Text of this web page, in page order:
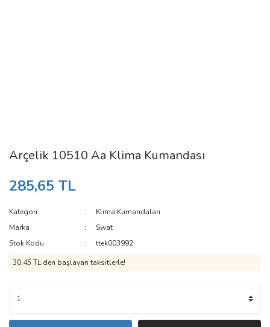
Arçelik 10510 Aa Klima Kumandası
285,65 TL
Kategori
Klima Kumandaları
Marka
Swat
Stok Kodu
ttek003992
30,45 TL den başlayan taksitlerle!